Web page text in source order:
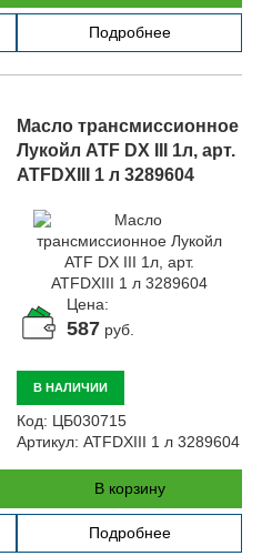
Подробнее
Масло трансмиссионное
Лукойл ATF DX III 1л, арт.
ATFDXIII 1 л 3289604
Цена:
587 руб.
В НАЛИЧИИ
Код: ЦБ030715
Артикул: ATFDXIII 1 л 3289604
В корзину
Подробнее